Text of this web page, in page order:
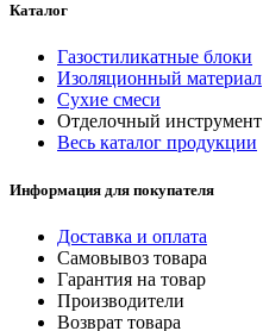
Каталог
Газостиликатные блоки
Изоляционный материал
Сухие смеси
Отделочный инструмент
Весь каталог продукции
Информация для покупателя
Доставка и оплата
Самовывоз товара
Гарантия на товар
Производители
Возврат товара